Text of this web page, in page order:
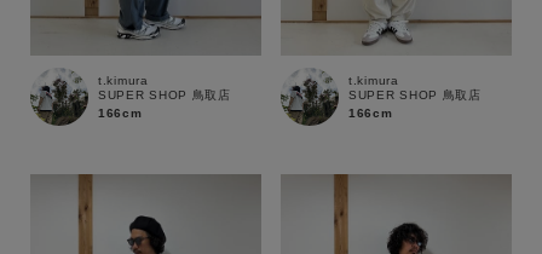
在庫あり 在庫なし含む
t.kimura
SUPER SHOP 鳥取店
166cm
t.kimura
SUPER SHOP 鳥取店
166cm